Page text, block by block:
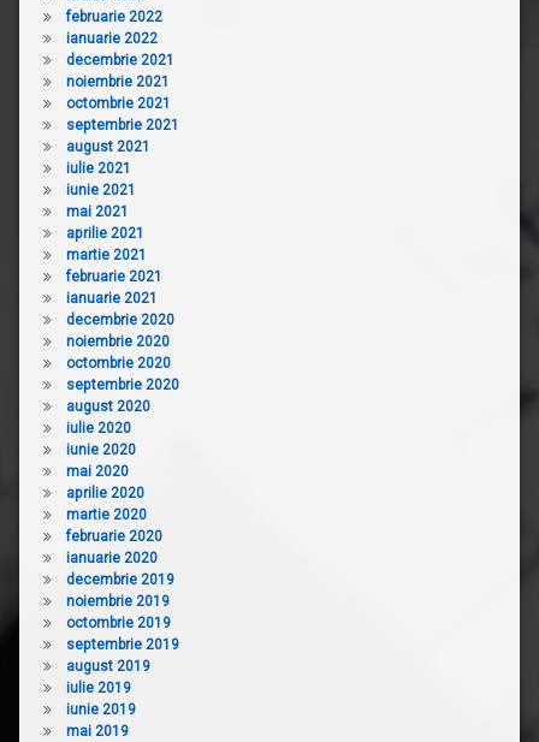
februarie 2022
ianuarie 2022
decembrie 2021
noiembrie 2021
octombrie 2021
septembrie 2021
august 2021
iulie 2021
iunie 2021
mai 2021
aprilie 2021
martie 2021
februarie 2021
ianuarie 2021
decembrie 2020
noiembrie 2020
octombrie 2020
septembrie 2020
august 2020
iulie 2020
iunie 2020
mai 2020
aprilie 2020
martie 2020
februarie 2020
ianuarie 2020
decembrie 2019
noiembrie 2019
octombrie 2019
septembrie 2019
august 2019
iulie 2019
iunie 2019
mai 2019